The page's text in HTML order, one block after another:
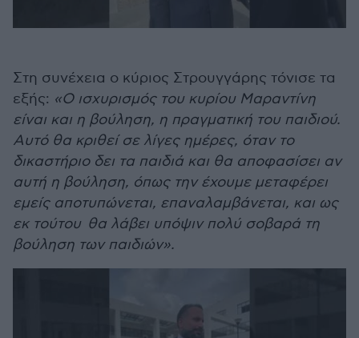
Στη συνέχεια ο κύριος Στρουγγάρης τόνισε τα
εξής: «Ο ισχυρισμός του κυρίου Μαραντίνη
είναι και η βούληση, η πραγματική του παιδιού.
Αυτό θα κριθεί σε λίγες ημέρες, όταν το
δικαστήριο δει τα παιδιά και θα αποφασίσει αν
αυτή η βούληση, όπως την έχουμε μεταφέρει
εμείς αποτυπώνεται, επαναλαμβάνεται, και ως
εκ τούτου θα λάβει υπόψιν πολύ σοβαρά τη
βούληση των παιδιών».